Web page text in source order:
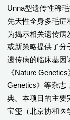
Unna型遗传性稀
先天性全身多毛症
为揭示相关遗传病
或新策略提供了分
遗传病的临床基因
《Nature
Genetics》等杂志
典。本项目的主要
宝玺（北京协和医